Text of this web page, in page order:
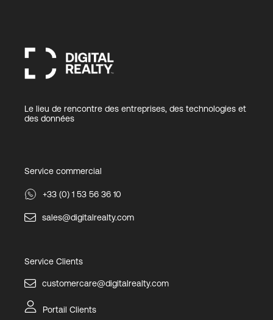
Le lieu de rencontre des entreprises, des technologies et
des données
Service commercial
+33 (0) 1 53 56 36 10
sales@digitalrealty.com
Service Clients
customercare@digitalrealty.com
Portail Clients